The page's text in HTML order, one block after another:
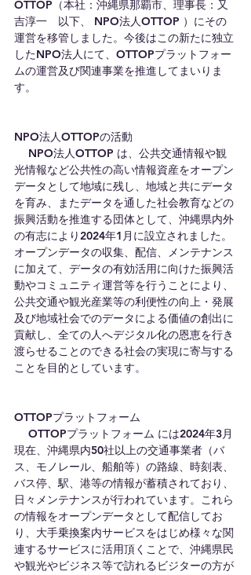
OTTOP（本社：沖縄県那覇市、理事長：又
吉淳一　以下、 NPO法人OTTOP ）にその
運営を移管しました。今後はこの新たに独立
したNPO法人にて、OTTOPプラットフォー
ムの運営及び関連事業を推進してまいりま
す。
NPO法人OTTOPの活動
NPO法人OTTOP は、公共交通情報や観
光情報など公共性の高い情報資産をオープン
データとして地域に残し、地域と共にデータ
を育み、またデータを通した社会教育などの
振興活動を推進する団体として、沖縄県内外
の有志により2024年1月に設立されました。
オープンデータの収集、配信、メンテナンス
に加えて、データの有効活用に向けた振興活
動やコミュニティ運営等を行うことにより、
公共交通や観光産業等の利便性の向上・発展
及び地域社会でのデータによる価値の創出に
貢献し、全ての人へデジタル化の恩恵を行き
渡らせることのできる社会の実現に寄与する
ことを目的としています。
OTTOPプラットフォーム
OTTOPプラットフォーム には2024年3月
現在、沖縄県内50社以上の交通事業者（バ
ス、モノレール、船舶等）の路線、時刻表、
バス停、駅、港等の情報が蓄積されており、
日々メンテナンスが行われています。これら
の情報をオープンデータとして配信してお
り、大手乗換案内サービスをはじめ様々な関
連するサービスに活用頂くことで、沖縄県民
や観光やビジネス等で訪れるビジターの方が